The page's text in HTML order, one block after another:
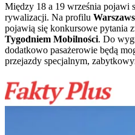
Między 18 a 19 września pojawi
rywalizacji. Na profilu
pojawią się konkursowe pytania
Tygodniem Mobilności. Do
dodatkowo pasażerowie będą
przejazdy specjalnym,